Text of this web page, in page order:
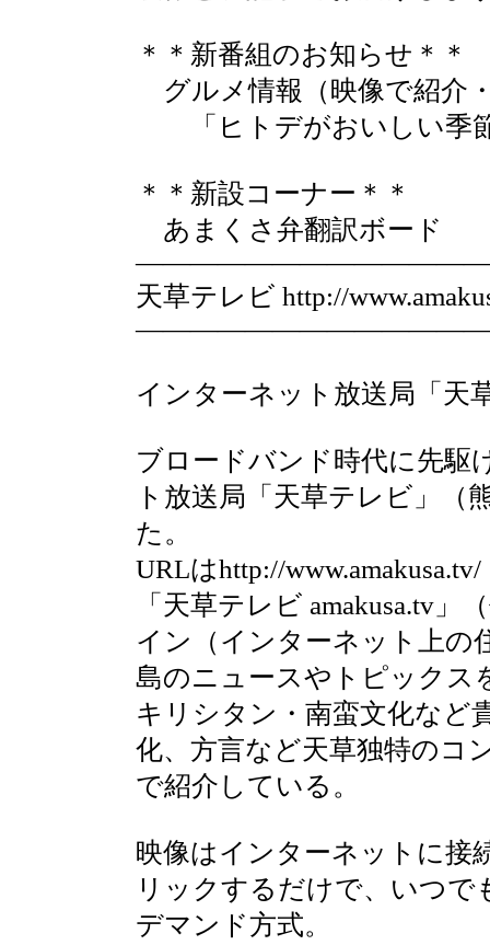
＊＊新番組のお知らせ＊＊
グルメ情報（映像で紹介
「ヒトデがおいしい季
＊＊新設コーナー＊＊
あまくさ弁翻訳ボード
天草テレビ http://
インターネット放送局「天
ブロードバンド時代に先駆
ト放送局「天草テレビ」（
た。
URLはhttp://www.amakusa.tv/
「天草テレビ amakusa.tv
イン（インターネット上の
島のニュースやトピックス
キリシタン・南蛮文化など
化、方言など天草独特のコ
で紹介している。
映像はインターネットに接
リックするだけで、いつ
デマンド方式。